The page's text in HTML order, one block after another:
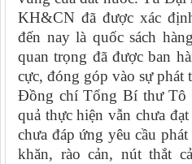
KH&CN đã được xác
đến nay là quốc sách
quan trọng đã được ban
cực, đóng góp vào sự phát
Đồng chí Tổng Bí thư Tô
quả thực hiện vẫn chưa
chưa đáp ứng yêu cầu
khăn, rào cản, nút thắt